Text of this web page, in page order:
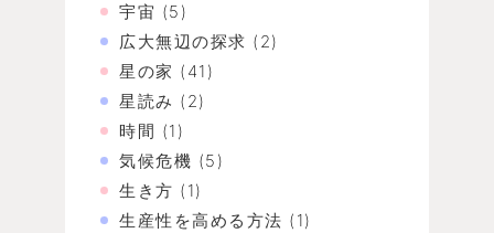
宇宙 (5)
広大無辺の探求 (2)
星の家 (41)
星読み (2)
時間 (1)
気候危機 (5)
生き方 (1)
生産性を高める方法 (1)